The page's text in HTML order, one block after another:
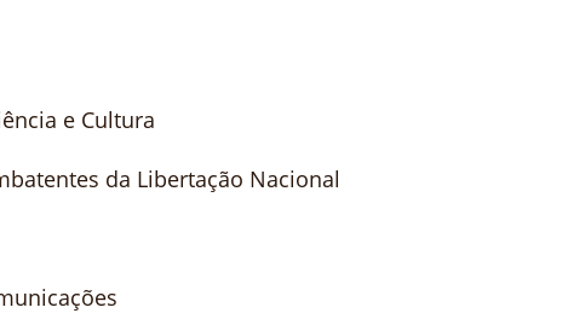
e Cultura
da Libertação Nacional